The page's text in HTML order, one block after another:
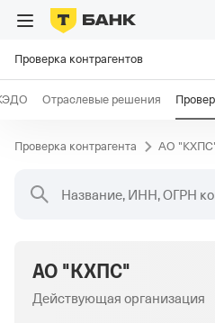
Проверка контрагентов
Отраслевые решения
Проверка контрагента АО
Название, ИНН, ОГРН
АО "КХПС"
Действующая организация